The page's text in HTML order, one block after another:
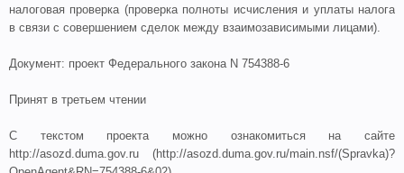
налоговая проверка (проверка полноты исчисления и уплаты налога
в связи с совершением сделок между взаимозависимыми лицами).
Документ: проект Федерального закона N 754388-6
Принят в третьем чтении
С текстом проекта можно ознакомиться на сайте
http://asozd.duma.gov.ru (http://asozd.duma.gov.ru/main.nsf/(Spravka)?